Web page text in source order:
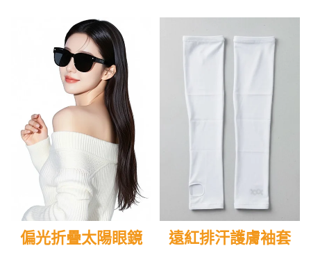
偏光折疊太陽眼鏡 遠紅排汗護膚袖套